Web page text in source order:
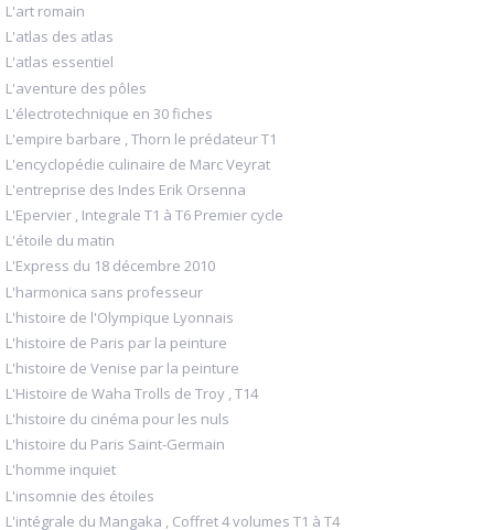
L'art romain
L'atlas des atlas
L'atlas essentiel
L'aventure des pôles
L'électrotechnique en 30 fiches
L'empire barbare , Thorn le prédateur T1
L'encyclopédie culinaire de Marc Veyrat
L'entreprise des Indes Erik Orsenna
L'Epervier , Integrale T1 à T6 Premier cycle
L'étoile du matin
L'Express du 18 décembre 2010
L'harmonica sans professeur
L'histoire de l'Olympique Lyonnais
L'histoire de Paris par la peinture
L'histoire de Venise par la peinture
L'Histoire de Waha Trolls de Troy , T14
L'histoire du cinéma pour les nuls
L'histoire du Paris Saint-Germain
L'homme inquiet
L'insomnie des étoiles
L'intégrale du Mangaka , Coffret 4 volumes T1 à T4